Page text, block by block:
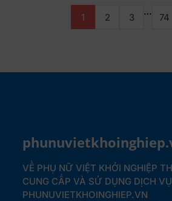
1 2 3
…
74
VỀ PHỤ NỮ VIỆT KHỞI NGHIỆP
CUNG CẤP VÀ SỬ DỤNG DỊCH
PHUNUVIETKHOINGHIEP.VN